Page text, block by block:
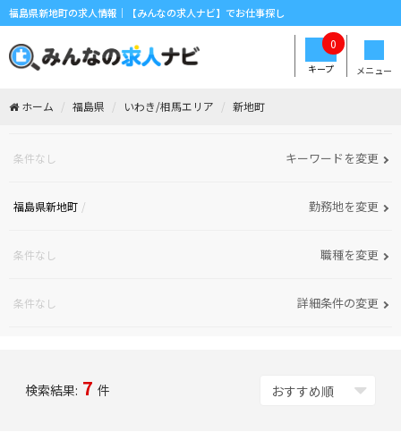
福島県新地町の求人情報｜【みんなの求人ナビ】でお仕事探し
メニュー
キープ
0
ホーム 福島県 いわき/相馬エリア 新地町
条件なし キーワードを変更
福島県新地町 勤務地を変更
条件なし 職種を変更
条件なし 詳細条件の変更
検索結果: 7 件